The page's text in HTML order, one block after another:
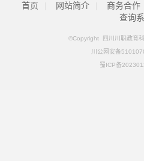
首页 网站简介 商务合作
查询
©Copyright 四川川职教育
川公网安备
蜀ICP备